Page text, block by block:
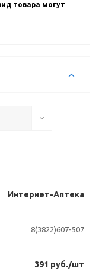
товара могут
Интернет-Аптека
8(3822)607-507
391 руб./шт